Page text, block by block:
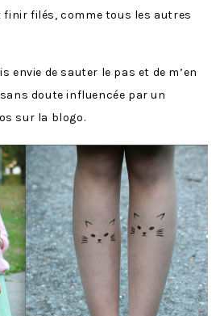
finir filés, comme tous les autres
envie de sauter le pas et de m’en
doute influencée par un
sur la blogo.